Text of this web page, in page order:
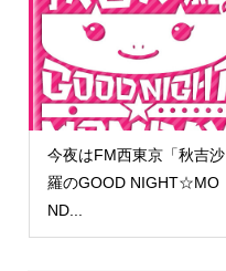
今夜はFM西東京「秋吉沙
羅のGOOD NIGHT☆MO
ND...